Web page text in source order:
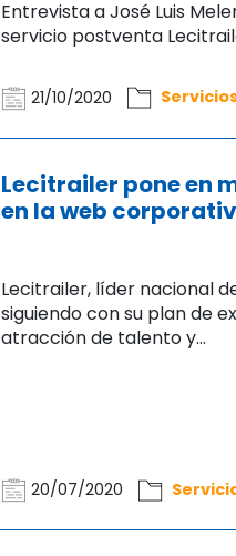
Entrevista a José Luis
servicio postventa
21/10/2020
Lecitrailer pone en
en la web
Lecitrailer, líder nacional
siguiendo con su plan de
atracción de talento y...
20/07/2020